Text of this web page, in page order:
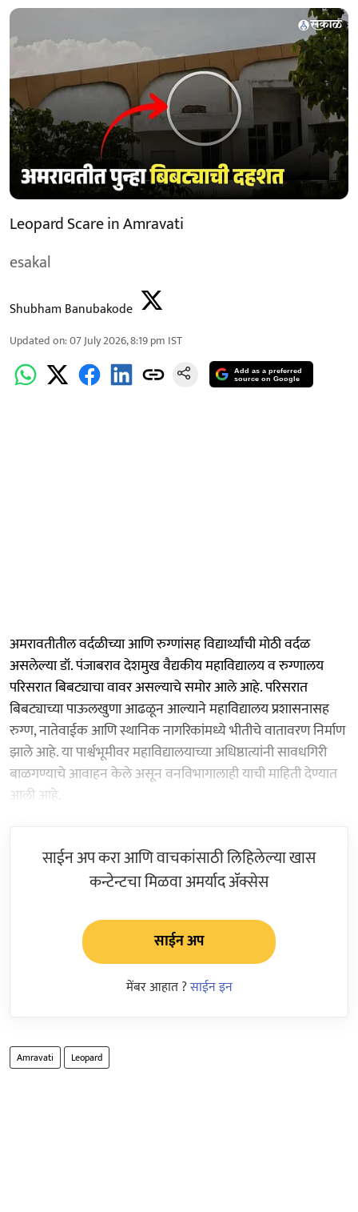
Leopard Scare in Amravati
esakal
Shubham Banubakode
Updated on:07 July 2026, 8:19 pm IST
Add as a preferred
source on Google
अमरावतीतील वर्दळीच्या आणि रुग्णांसह विद्यार्थ्यांची मोठी वर्दळ
असलेल्या डॉ. पंजाबराव देशमुख वैद्यकीय महाविद्यालय व रुग्णालय
परिसरात बिबट्याचा वावर असल्याचे समोर आले आहे. परिसरात
बिबट्याच्या पाऊलखुणा आढळून आल्याने महाविद्यालय प्रशासनासह
रुग्ण, नातेवाईक आणि स्थानिक नागरिकांमध्ये भीतीचे वातावरण निर्माण
झाले आहे. या पार्श्वभूमीवर महाविद्यालयाच्या अधिष्ठात्यांनी सावधगिरी
बाळगण्याचे आवाहन केले असून वनविभागालाही याची माहिती देण्यात
आली आहे.
साईन अप करा आणि वाचकांसाठी लिहिलेल्या खास
कन्टेन्टचा मिळवा अमर्याद ॲक्सेस
साईन अप
मेंबर आहात ?साईन इन
Amravati Leopard